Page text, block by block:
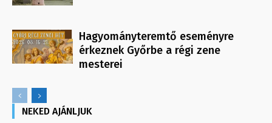
Hagyományteremtő eseményre
érkeznek Győrbe a régi zene
mesterei
NEKED AJÁNLJUK